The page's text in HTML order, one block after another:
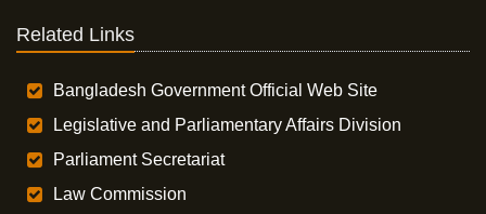
Related Links
Bangladesh Government Official Web Site
Legislative and Parliamentary Affairs Division
Parliament Secretariat
Law Commission